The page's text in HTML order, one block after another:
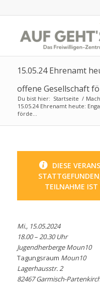
15.05.24 Ehrenamt
offene Gesellschaft
Du bist hier: Startseite /
15.05.24 Ehrenamt heute:
förde...
DIESE
TEILNAHME
Mi., 15.05.2024
18.00 – 20.30 Uhr
Jugendherberge Moun10
Tagungsraum Moun10
Lagerhausstr. 2
82467 Garmisch-